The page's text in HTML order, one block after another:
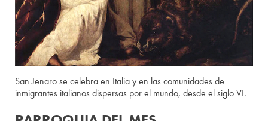
San Jenaro se celebra en Italia y en las comunidades de
inmigrantes italianos dispersas por el mundo, desde el siglo VI.